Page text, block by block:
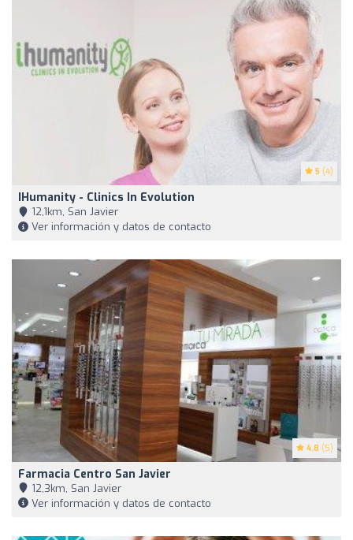
5 (4)
IHumanity - Clinics In Evolution
12,1km, San Javier
Ver información y datos de contacto
4.8 (5)
Farmacia Centro San Javier
12,3km, San Javier
Ver información y datos de contacto